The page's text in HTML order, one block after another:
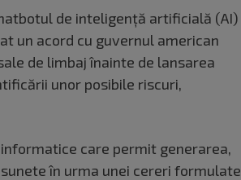
de inteligenţă artificială (AI)
un acord cu guvernul american
de limbaj înainte de lansarea
unor posibile riscuri,
care permit generarea,
în urma unei cereri formulate